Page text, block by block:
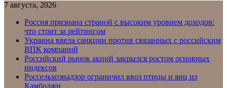
7 августа, 2026
Россия признана страной с высоким уровнем доходов:
что стоит за рейтингом
Украина ввела санкции против связанных с российским
ВПК компаний
Российский рынок акций закрылся ростом основных
индексов
Россельхознадзор ограничил ввоз птицы и яиц из
Камбоджи